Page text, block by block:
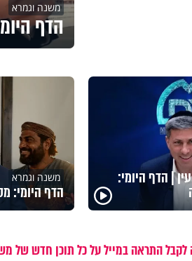
משנה וגמרא
הדף
| הדף היומי: משנה וגמרא
הדף היומי:
לקבל התראה במייל על כל תוכן חדש של